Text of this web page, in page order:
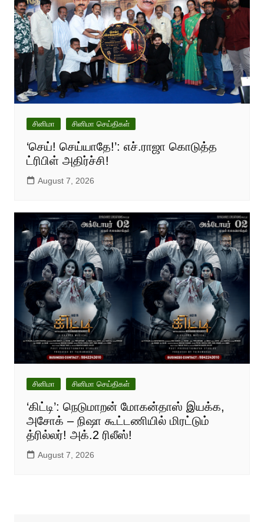
சினிமா சினிமா செய்திகள்
‘செய்! செய்யாதே!’: எச்.ராஜா கொடுத்த
ட்ரிபிள் அதிர்ச்சி!
August 7, 2026
சினிமா சினிமா செய்திகள்
‘கிட்டி’: நெடுமாறன் மோகன்தாஸ் இயக்க,
அசோக் – நிஷா கூட்டணியில் மிரட்டும்
த்ரில்லர்! அக்.2 ரிலீஸ்!
August 7, 2026